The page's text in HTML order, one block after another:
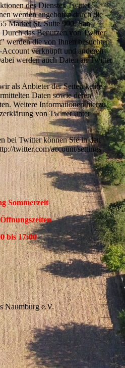
des Dienstes Twitter
werden angeboten durch die
Market St, Suite 900, San
das Benutzen von Twitter
werden die von Ihnen besuchten
verknüpft und anderen
werden auch Daten an Twitter
als Anbieter der Seiten keine
Daten sowie deren
Weitere Informationen hierzu
von Twitter unter
bei Twitter können Sie in den
twitter.com/account/settings
Sommerzeit
bis 17:00
Naumburg e.V.